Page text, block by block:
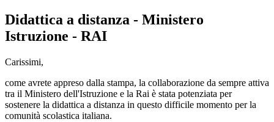
Didattica a distanza - Ministero
Istruzione - RAI
Carissimi,
come avrete appreso dalla stampa, la collaborazione da sempre attiva
tra il Ministero dell'Istruzione e la Rai è stata potenziata per
sostenere la didattica a distanza in questo difficile momento per la
comunità scolastica italiana.